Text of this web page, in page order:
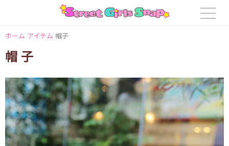
ホーム アイテム 帽子
帽子